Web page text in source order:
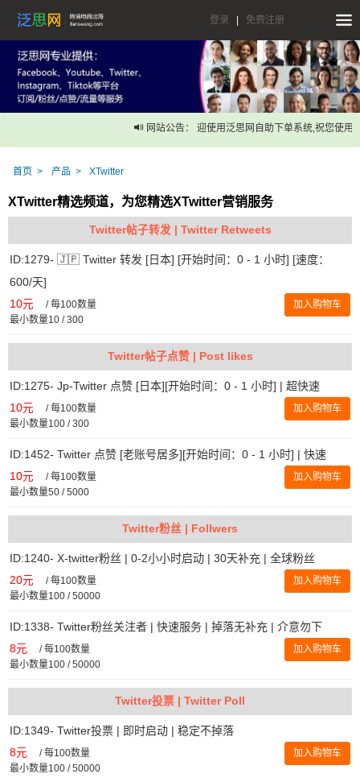
登录 免费注册
网站公告： 迎使用泛思网自助下单系统,祝您使用愉
首页 产品 XTwitter
XTwitter精选频道，为您精选XTwitter营销服务
Twitter帖子转发 | Twitter Retweets
ID:1279- 🇯🇵 Twitter 转发 [日本] [开始时间：0 - 1 小时] [速度：
600/天]
10元 /每100数量
最小数量10 / 300
加入购物车
Twitter帖子点赞 | Post likes
ID:1275- Jp-Twitter 点赞 [日本][开始时间：0 - 1 小时] | 超快速
10元 /每100数量
最小数量100 / 300
加入购物车
ID:1452- Twitter 点赞 [老账号居多][开始时间：0 - 1 小时] | 快速
10元 /每100数量
最小数量50 / 5000
加入购物车
Twitter粉丝 | Follwers
ID:1240- X-twitter粉丝 | 0-2小小时启动 | 30天补充 | 全球粉丝
20元 /每100数量
最小数量100 / 50000
加入购物车
ID:1338- Twitter粉丝关注者 | 快速服务 | 掉落无补充 | 介意勿下
8元 /每100数量
最小数量100 / 50000
加入购物车
Twitter投票 | Twitter Poll
ID:1349- Twitter投票 | 即时启动 | 稳定不掉落
8元 /每100数量
最小数量100 / 50000
加入购物车